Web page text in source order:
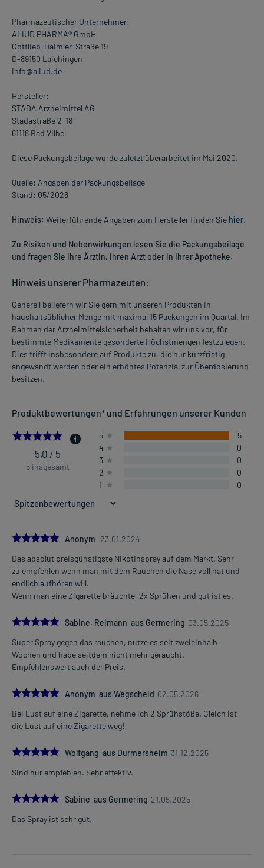
Pharmazeutischer Unternehmer:
ALIUD PHARMA® GmbH
Gottlieb-Daimler-Straße 19
D-89150 Laichingen
info@aliud.de
Hersteller:
STADA Arzneimittel AG
Stadastraße 2-18
61118 Bad Vilbel
Diese Packungsbeilage wurde zuletzt überarbeitet im Mai 2020.
Quelle: Angaben der Packungsbeilage
Stand: 05/2026
Hinweis: Weiterführende Angaben zum Hersteller finden Sie hier.
Zu Risiken und Nebenwirkungen lesen Sie die Packungsbeilage
und fragen Sie Ihre Ärztin, Ihren Arzt oder in Ihrer Apotheke.
Hinweis unserer Pharmazeuten:
Generell beliefern wir Sie gern mit unseren Produkten in
haushaltsüblicher Menge mit maximal 15 Packungen im Quartal. Im
Rahmen der Arzneimittelsicherheit behalten wir uns vor, für
bestimmte Medikamente gesonderte Höchstmengen festzulegen.
Dies trifft insbesondere auf Produkte zu, die nur kurzfristig
angewandt werden oder ein erhöhtes Potenzial zur Überdosierung
besitzen.
Produktbewertungen* und Erfahrungen unserer Kunden
5.0
5,0 / 5
5 insgesamt
5
5
4
0
3
0
2
0
1
0
5.0Anonym 23.01.2024
Das absolut preisgünstigste Nikotinspray auf dem Markt. Sehr
zu empfehlen wenn man mit dem Rauchen die Nase voll hat und
endlich aufhören will.
Wenn man eine Zigarette bräuchte, 2x Sprühen und gut ist es.
5.0
Sabine. Reimann aus Germering 03.05.2025
Super Spray gegen das rauchen, nutze es seit zweieinhalb
Wochen und habe seitdem nicht mehr geraucht.
Empfehlenswert auch der Preis.
5.0Anonym aus Wegscheid 02.05.2026
Bei Lust auf eine Zigarette, nehme ich 2 Sprühstöße. Gleich ist
die Lust auf eine Zigarette weg!
5.0
Wolfgang aus Durmersheim 31.12.2025
Sind nur empfehlen. Sehr effektiv.
5.0
Sabine aus Germering 21.05.2025
Das Spray ist sehr gut.